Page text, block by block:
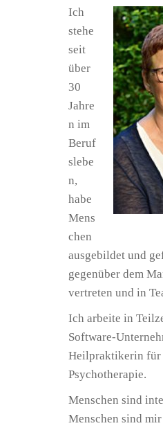
Ich
stehe
seit
über
30
Jahre
n im
Beruf
slebe
n,
habe
Mens
chen
ausgebildet und
gegenüber dem
vertreten und in
Ich arbeite in
Software-
Heilpraktikerin für
Psychotherapie.
Menschen sind
Menschen sind